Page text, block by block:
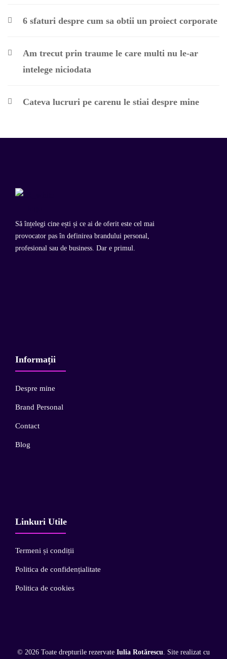
6 sfaturi despre cum sa obtii un proiect corporate
Am trecut prin traume le care multi nu le-ar
intelege niciodata
Cateva lucruri pe carenu le stiai despre mine
Să înțelegi cine ești și ce ai de oferit este cel mai
provocator pas în definirea brandului personal,
profesional sau de business. Dar e primul.
Informații
Despre mine
Brand Personal
Contact
Blog
Linkuri Utile
Termeni și condiții
Politica de confidențialitate
Politica de cookies
© 2026 Toate drepturile rezervate Iulia Rotărescu. Site realizat cu